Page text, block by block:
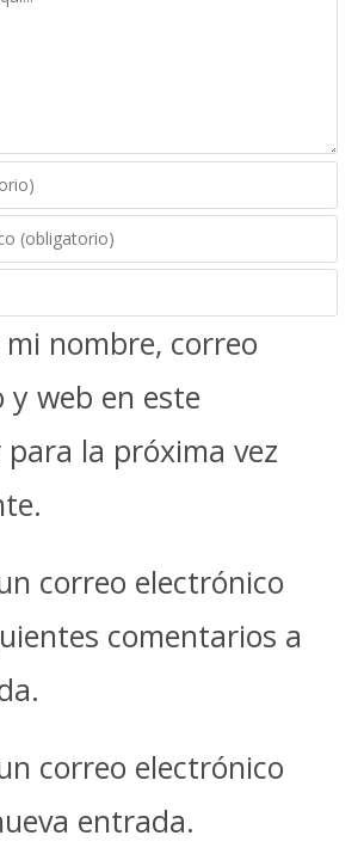
nombre, correo
y web en este
la próxima vez
correo electrónico
comentarios a
correo electrónico
entrada.